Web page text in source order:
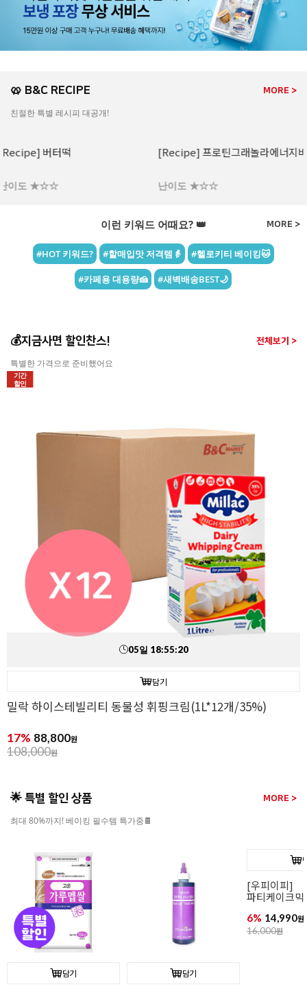
🥨 B&C RECIPE MORE >
친절한 특별 레시피 대공개!
[Recipe] 프로틴그래놀라에너지바
난이도 ★☆☆
[Recipe] 파로 플레이크 땅콩 &
라즈베리 초콜릿
난이도 ★☆☆
이런 키워드 어때요? 👑 MORE >
#HOT 키워드? #할매입맛 저격템👵 #헬로키티 베이킹🐱
#카페용 대용량🍰 #새벽배송BEST🌙
💰지금사면 할인찬스! 전체보기 >
특별한 가격으로 준비했어요
기간
할인
05일 18:55:18
담기
밀락 하이스테빌리티 동물성 휘핑크림(1L*12개/35%)
17% 88,800원
108,000원
🌟 특별 할인 상품 MORE >
최대 80%까지! 베이킹 필수템 특가중🍫
담기
[우피이피]
파티케이크믹스(바나나)
6% 14,990
16,000원
파티케이크믹스(북어/